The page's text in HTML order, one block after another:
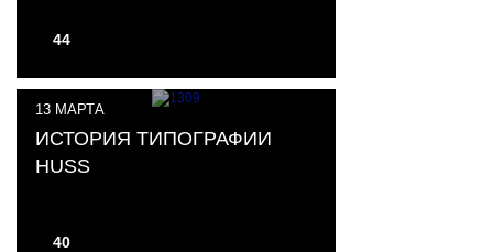
44
40
13 МАРТА
ИСТОРИЯ ТИПОГРАФИИ
HUSS